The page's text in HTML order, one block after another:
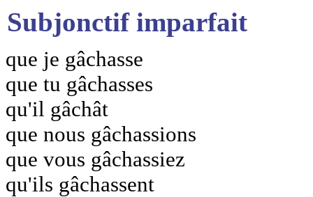
Subjonctif imparfait
que je gâchasse
que tu gâchasses
qu'il gâchât
que nous gâchassions
que vous gâchassiez
qu'ils gâchassent